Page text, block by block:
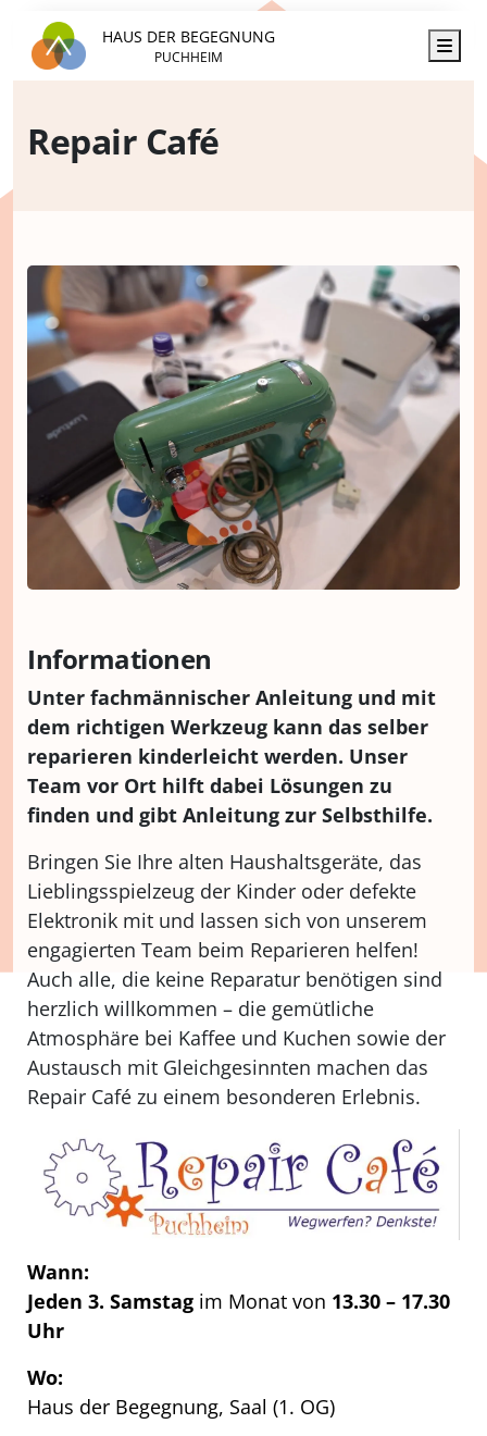
HAUS DER BEGEGNUNG
PUCHHEIM
Repair Café
Informationen
Unter fachmännischer Anleitung und mit
dem richtigen Werkzeug kann das selber
reparieren kinderleicht werden. Unser
Team vor Ort hilft dabei Lösungen zu
finden und gibt Anleitung zur Selbsthilfe.
Bringen Sie Ihre alten Haushaltsgeräte, das
Lieblingsspielzeug der Kinder oder defekte
Elektronik mit und lassen sich von unserem
engagierten Team beim Reparieren helfen!
Auch alle, die keine Reparatur benötigen sind
herzlich willkommen – die gemütliche
Atmosphäre bei Kaffee und Kuchen sowie der
Austausch mit Gleichgesinnten machen das
Repair Café zu einem besonderen Erlebnis.
Wann:
Jeden 3. Samstag im Monat von 13.30 – 17.30
Uhr
Wo:
Haus der Begegnung, Saal (1. OG)